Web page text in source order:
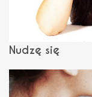
Nudzę się